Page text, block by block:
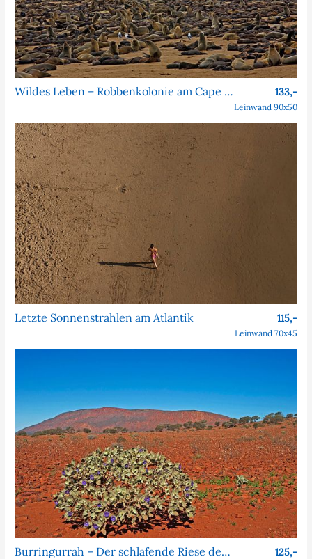
Wildes Leben – Robbenkolonie am Cape Cross 133,-
Leinwand 90x50
Letzte Sonnenstrahlen am Atlantik 115,-
Leinwand 70x45
Burringurrah – Der schlafende Riese des Outbacks 125,-